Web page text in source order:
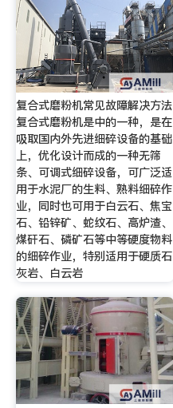
复合式磨粉机常见故障解决方法
复合式磨粉机是中的一种，是在
吸取国内外先进细碎设备的基础
上，优化设计而成的一种无筛
条、可调式细碎设备，可广泛适
用于水泥厂的生料、熟料细碎作
业，同时也可用于白云石、焦宝
石、铅锌矿、蛇纹石、高炉渣、
煤矸石、磷矿石等中等硬度物料
的细碎作业，特别适用于硬质石
灰岩、白云岩